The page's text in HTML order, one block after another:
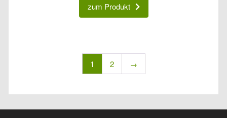
zum Produkt
1 2 →